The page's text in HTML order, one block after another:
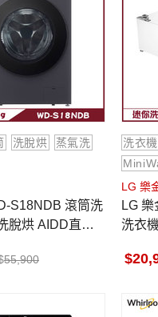
洗脫烘
蒸氣洗
S18NDB 滾筒洗
脫烘 AIDD直驅
55,900
洗衣機
LG 樂
LG
洗衣